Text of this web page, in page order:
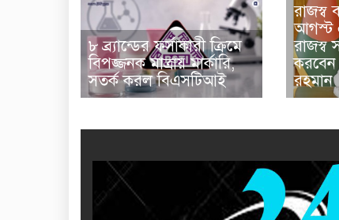
৮ ব্র্যান্ডের ফর্সাকারী ক্রিমে
বিপজ্জনক মাত্রায় মার্কারি,
সতর্ক করল বিএসটিআই
রাজস্ব
আগস্ট
রাজস্ব
করবেন
রহমান